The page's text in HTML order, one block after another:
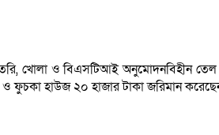
খোলা ও বিএসটিআই অনুমোদনবিহীন তেল
ফুচকা হাউজ ২০ হাজার টাকা জরিমান